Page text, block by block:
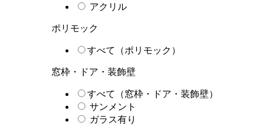
アクリル
ポリモック
すべて（ポリモック）
窓枠・ドア・装飾壁
すべて（窓枠・ドア・装飾壁）
サンメント
ガラス有り